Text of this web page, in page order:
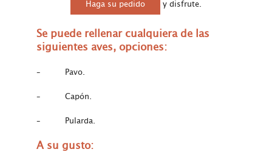
Haga su pedido y disfrute.
Se puede rellenar cualquiera de las
siguientes aves, opciones:
– Pavo.
– Capón.
– Pularda.
A su gusto: